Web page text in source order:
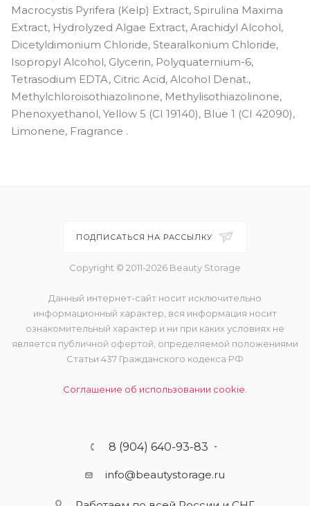
Macrocystis Pyrifera (Kelp) Extract, Spirulina Maxima
Extract, Hydrolyzed Algae Extract, Arachidyl Alcohol,
Dicetyldimonium Chloride, Stearalkonium Chloride,
Isopropyl Alcohol, Glycerin, Polyquaternium-6,
Tetrasodium EDTA, Citric Acid, Alcohol Denat.,
Methylchloroisothiazolinone, Methylisothiazolinone,
Phenoxyethanol, Yellow 5 (CI 19140), Blue 1 (CI 42090),
Limonene, Fragrance .
ПОДПИСАТЬСЯ НА РАССЫЛКУ
Copyright © 2011-2026 Beauty Storage
Данный интернет-сайт носит исключительно
информационный характер, вся информация носит
ознакомительный характер и ни при каких условиях не
является публичной офертой, определяемой положениями
Статьи 437 Гражданского кодекса РФ
Соглашение об использовании cookie.
8 (904) 640-93-83
info@beautystorage.ru